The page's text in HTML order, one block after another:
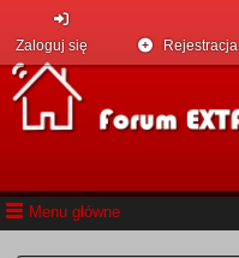
Menu główne
Zaloguj się Rejestracja